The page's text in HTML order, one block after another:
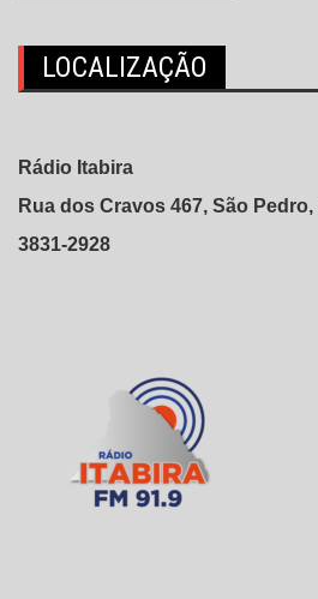
LOCALIZAÇÃO
Rádio Itabira
Rua dos Cravos 467, São Pedro,
3831-2928